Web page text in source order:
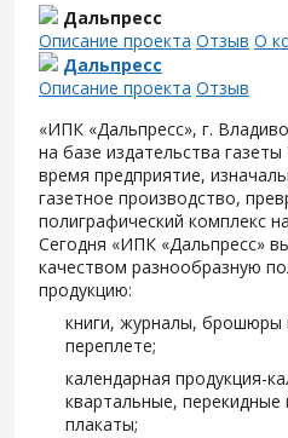
Дальпресс
Описание проекта Отзыв О
Дальпресс
Описание проекта Отзыв
«ИПК «Дальпресс», г.
на базе издательства
время предприятие,
газетное производство,
полиграфический комплекс
Сегодня «ИПК «Дальпресс»
качеством разнообразную
продукцию:
книги, журналы, брошюры
переплете;
календарная продукция-
квартальные,
плакаты;